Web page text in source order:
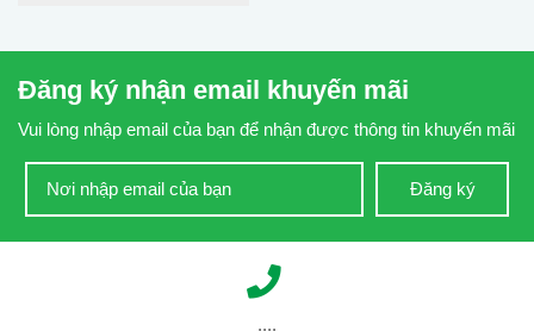
Đăng ký nhận email khuyến mãi
Vui lòng nhập email của bạn để nhận được thông tin khuyến mãi
Đăng ký
....